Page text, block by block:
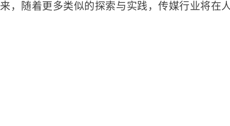
来，随着更多类似的探索与实践，传媒行业将在